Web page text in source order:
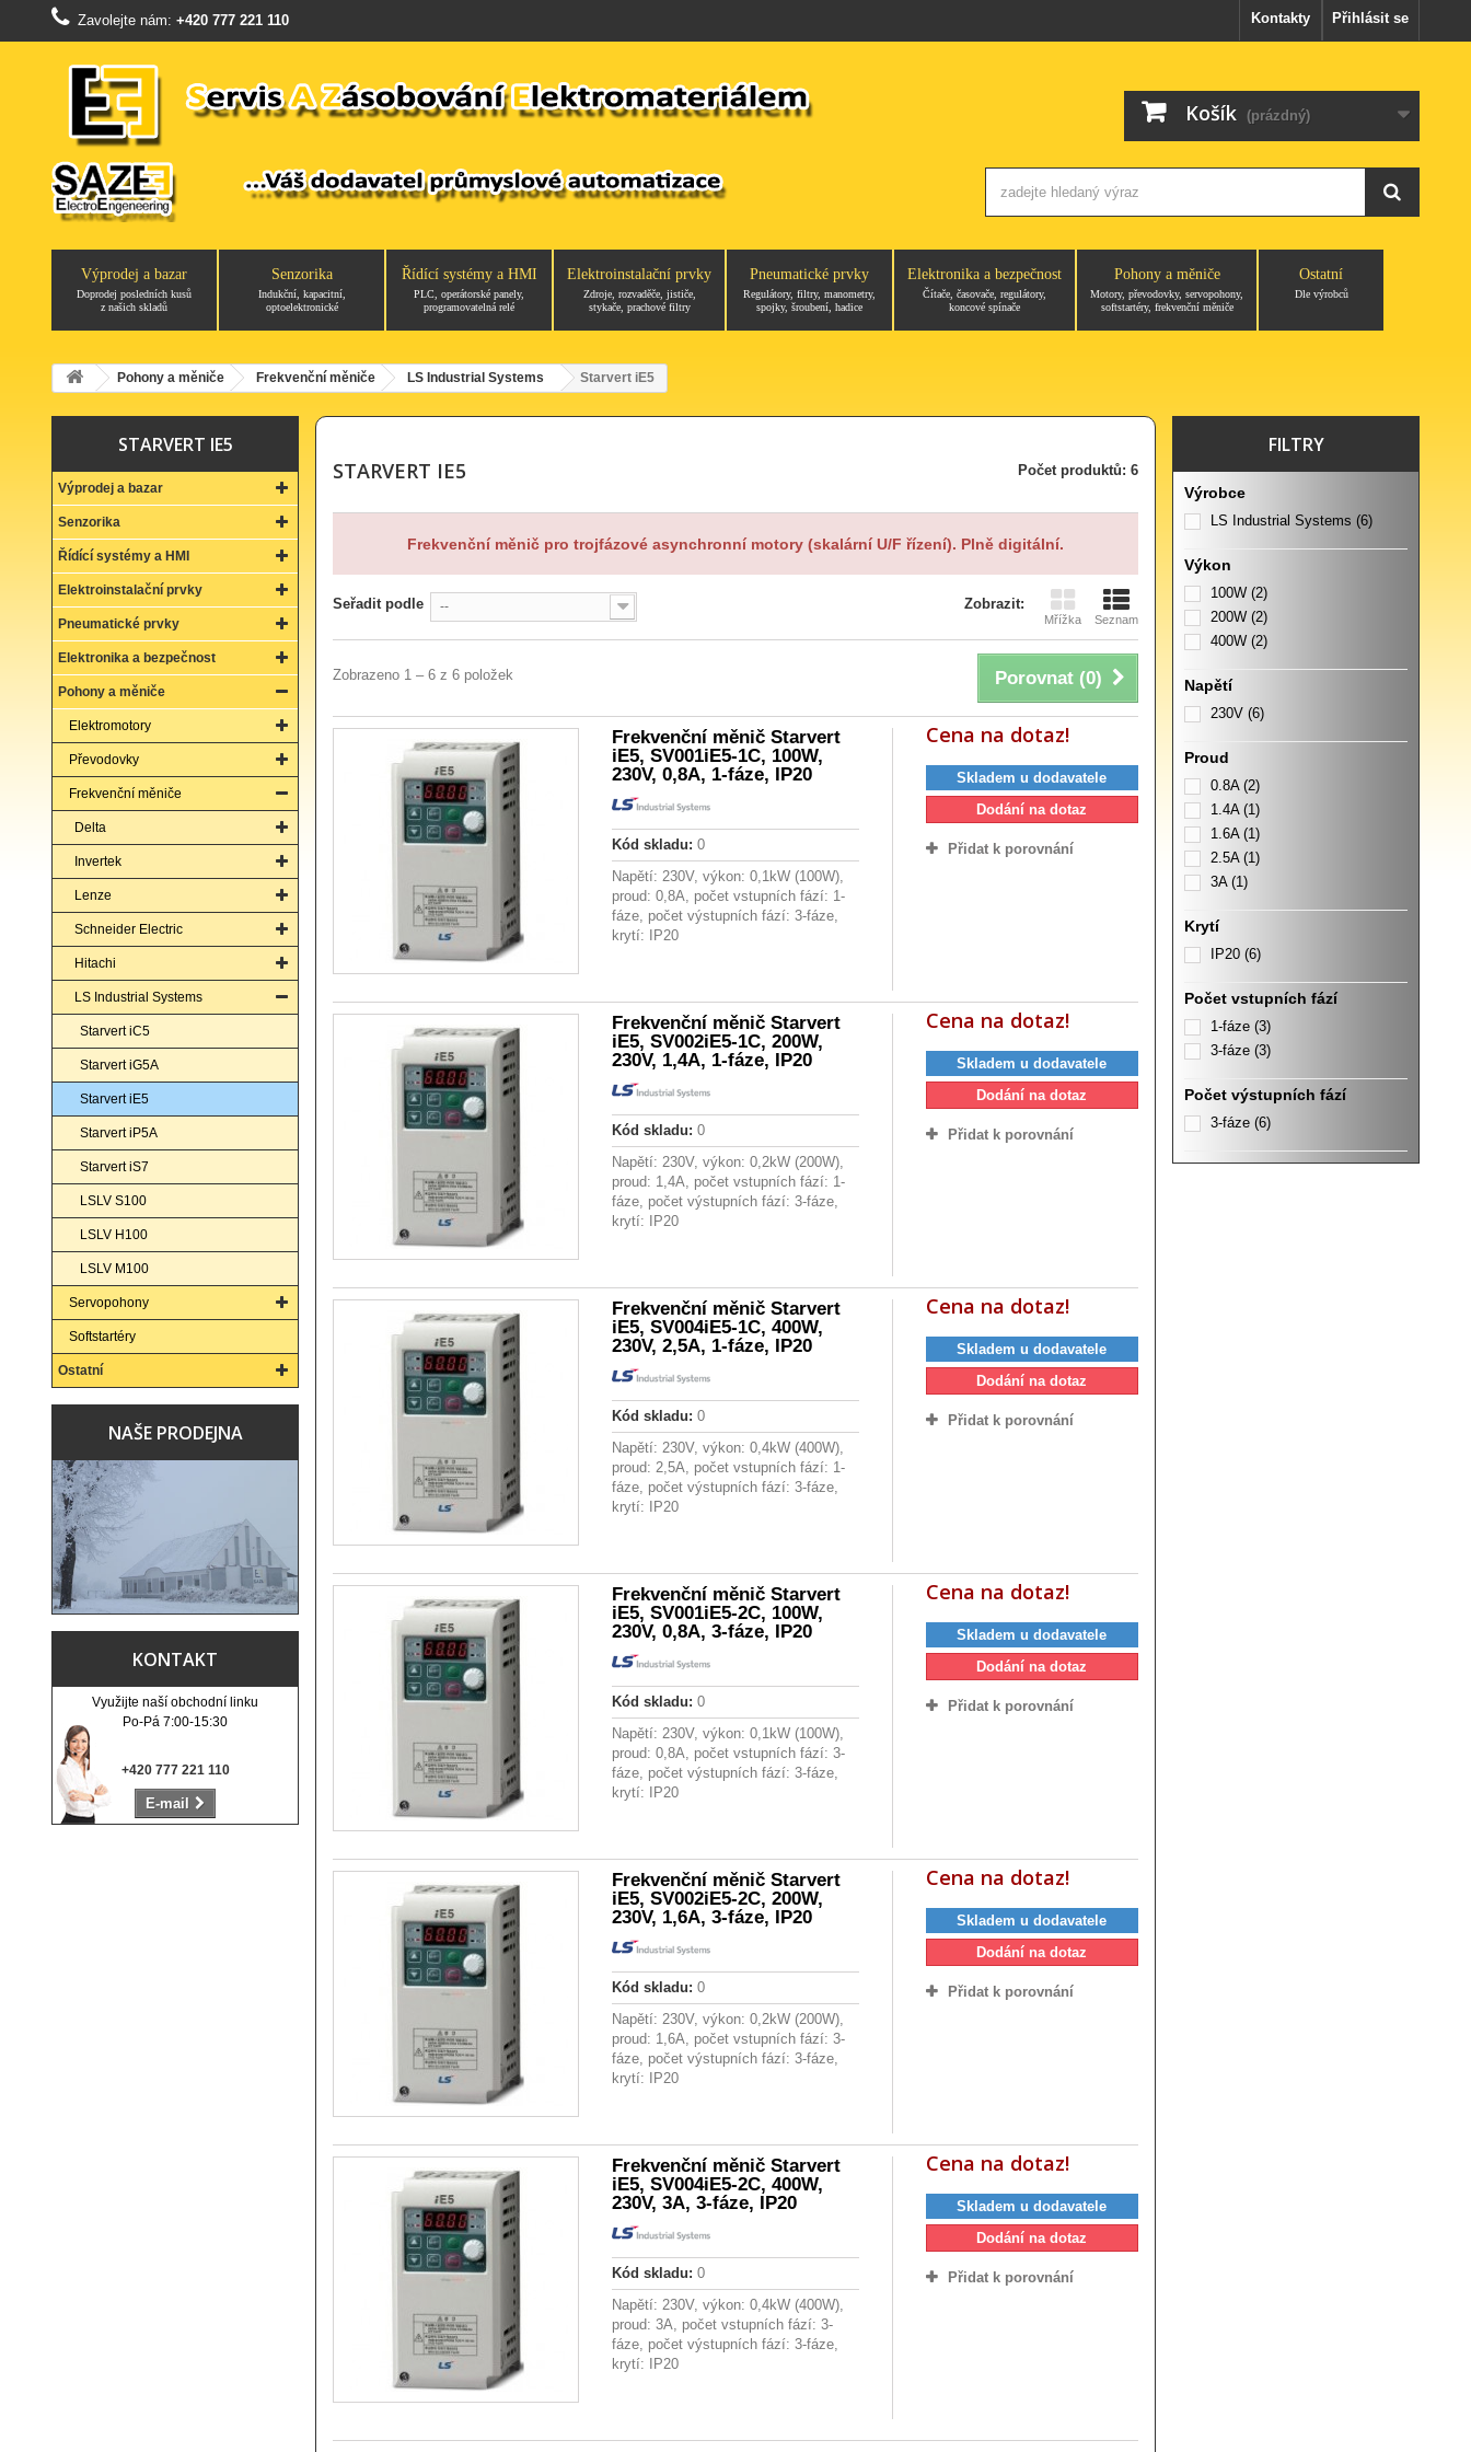
Přihlásit se
Kontakty
Zavolejte nám: +420 777 221 110
Košík (prázdný)
Výprodej a bazar
Doprodej posledních kusů
z našich skladů
Senzorika
Indukční, kapacitní,
optoelektronické
Řídící systémy a HMI
PLC, operátorské panely,
programovatelná relé
Elektroinstalační prvky
Zdroje, rozvaděče, jističe,
stykače, prachové filtry
Pneumatické prvky
Regulátory, filtry, manometry,
spojky, šroubení, hadice
Elektronika a bezpečnost
Čítače, časovače, regulátory,
koncové spínače
Pohony a měniče
Motory, převodovky, servopohony,
softstartéry, frekvenční měniče
Ostatní
Dle výrobců
Pohony a měniče Frekvenční měniče LS Industrial Systems Starvert iE5
STARVERT IE5
Výprodej a bazar
Senzorika
Řídící systémy a HMI
Elektroinstalační prvky
Pneumatické prvky
Elektronika a bezpečnost
Pohony a měniče
Elektromotory
Převodovky
Frekvenční měniče
Delta
Invertek
Lenze
Schneider Electric
Hitachi
LS Industrial Systems
Starvert iC5
Starvert iG5A
Starvert iE5
Starvert iP5A
Starvert iS7
LSLV S100
LSLV H100
LSLV M100
Servopohony
Softstartéry
Ostatní
NAŠE PRODEJNA
KONTAKT
Využijte naší obchodní linku
Po-Pá 7:00-15:30
+420 777 221 110
E-mail
STARVERT IE5 Počet produktů: 6
Frekvenční měnič pro trojfázové asynchronní motory (skalární U/F řízení). Plně digitální.
Zobrazit:
Mřížka Seznam
Seřadit podle --
Porovnat (0)
Zobrazeno 1 – 6 z 6 položek
Frekvenční měnič Starvert
iE5, SV001iE5-1C, 100W,
230V, 0,8A, 1-fáze, IP20
Kód skladu: 0
Napětí: 230V, výkon: 0,1kW (100W),
proud: 0,8A, počet vstupních fází: 1-
fáze, počet výstupních fází: 3-fáze,
krytí: IP20
Cena na dotaz!
Skladem u dodavatele
Dodání na dotaz
Přidat k porovnání
Frekvenční měnič Starvert
iE5, SV002iE5-1C, 200W,
230V, 1,4A, 1-fáze, IP20
Kód skladu: 0
Napětí: 230V, výkon: 0,2kW (200W),
proud: 1,4A, počet vstupních fází: 1-
fáze, počet výstupních fází: 3-fáze,
krytí: IP20
Cena na dotaz!
Skladem u dodavatele
Dodání na dotaz
Přidat k porovnání
Frekvenční měnič Starvert
iE5, SV004iE5-1C, 400W,
230V, 2,5A, 1-fáze, IP20
Kód skladu: 0
Napětí: 230V, výkon: 0,4kW (400W),
proud: 2,5A, počet vstupních fází: 1-
fáze, počet výstupních fází: 3-fáze,
krytí: IP20
Cena na dotaz!
Skladem u dodavatele
Dodání na dotaz
Přidat k porovnání
Frekvenční měnič Starvert
iE5, SV001iE5-2C, 100W,
230V, 0,8A, 3-fáze, IP20
Kód skladu: 0
Napětí: 230V, výkon: 0,1kW (100W),
proud: 0,8A, počet vstupních fází: 3-
fáze, počet výstupních fází: 3-fáze,
krytí: IP20
Cena na dotaz!
Skladem u dodavatele
Dodání na dotaz
Přidat k porovnání
Frekvenční měnič Starvert
iE5, SV002iE5-2C, 200W,
230V, 1,6A, 3-fáze, IP20
Kód skladu: 0
Napětí: 230V, výkon: 0,2kW (200W),
proud: 1,6A, počet vstupních fází: 3-
fáze, počet výstupních fází: 3-fáze,
krytí: IP20
Cena na dotaz!
Skladem u dodavatele
Dodání na dotaz
Přidat k porovnání
Frekvenční měnič Starvert
iE5, SV004iE5-2C, 400W,
230V, 3A, 3-fáze, IP20
Kód skladu: 0
Napětí: 230V, výkon: 0,4kW (400W),
proud: 3A, počet vstupních fází: 3-
fáze, počet výstupních fází: 3-fáze,
krytí: IP20
Cena na dotaz!
Skladem u dodavatele
Dodání na dotaz
Přidat k porovnání
FILTRY
Výrobce
LS Industrial Systems (6)
Výkon
100W (2)
200W (2)
400W (2)
Napětí
230V (6)
Proud
0.8A(2)
1.4A(1)
1.6A(1)
2.5A(1)
3A(1)
Krytí
IP20 (6)
Počet vstupních fází
1-fáze (3)
3-fáze (3)
Počet výstupních fází
3-fáze (6)